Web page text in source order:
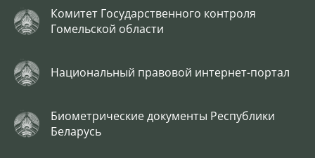
Комитет Государственного контроля
Гомельской области
Национальный правовой интернет-портал
Биометрические документы Республики
Беларусь